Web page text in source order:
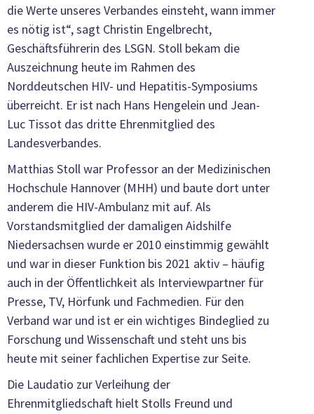
die Werte unseres Verbandes einsteht, wann immer
es nötig ist“, sagt Christin Engelbrecht,
Geschäftsführerin des LSGN. Stoll bekam die
Auszeichnung heute im Rahmen des
Norddeutschen HIV- und Hepatitis-Symposiums
überreicht. Er ist nach Hans Hengelein und Jean-
Luc Tissot das dritte Ehrenmitglied des
Landesverbandes.
Matthias Stoll war Professor an der Medizinischen
Hochschule Hannover (MHH) und baute dort unter
anderem die HIV-Ambulanz mit auf. Als
Vorstandsmitglied der damaligen Aidshilfe
Niedersachsen wurde er 2010 einstimmig gewählt
und war in dieser Funktion bis 2021 aktiv – häufig
auch in der Öffentlichkeit als Interviewpartner für
Presse, TV, Hörfunk und Fachmedien. Für den
Verband war und ist er ein wichtiges Bindeglied zu
Forschung und Wissenschaft und steht uns bis
heute mit seiner fachlichen Expertise zur Seite.
Die Laudatio zur Verleihung der
Ehrenmitgliedschaft hielt Stolls Freund und